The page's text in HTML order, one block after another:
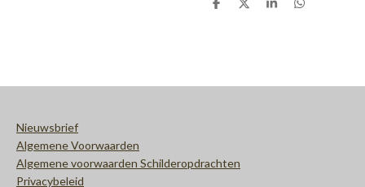
D
D
S
D
Nieuwsbrief
Algemene Voorwaarden
Algemene voorwaarden Schilderopdrachten
Privacybeleid